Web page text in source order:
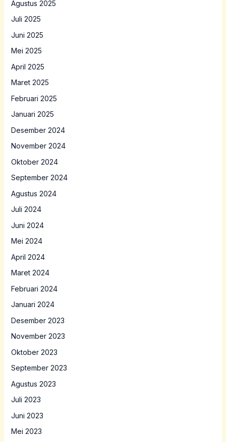
Agustus 2025
Juli 2025
Juni 2025
Mei 2025
April 2025
Maret 2025
Februari 2025
Januari 2025
Desember 2024
November 2024
Oktober 2024
September 2024
Agustus 2024
Juli 2024
Juni 2024
Mei 2024
April 2024
Maret 2024
Februari 2024
Januari 2024
Desember 2023
November 2023
Oktober 2023
September 2023
Agustus 2023
Juli 2023
Juni 2023
Mei 2023